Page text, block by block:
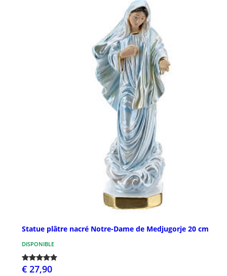
Statue plâtre nacré Notre-Dame de Medjugorje 20 cm
DISPONIBLE
€ 27,90